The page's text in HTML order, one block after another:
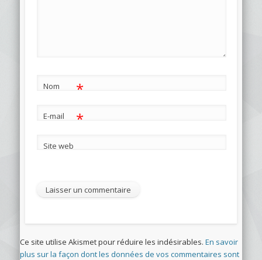
Nom *
E-mail *
Site web
Ce site utilise Akismet pour réduire les indésirables. En savoir
plus sur la façon dont les données de vos commentaires sont